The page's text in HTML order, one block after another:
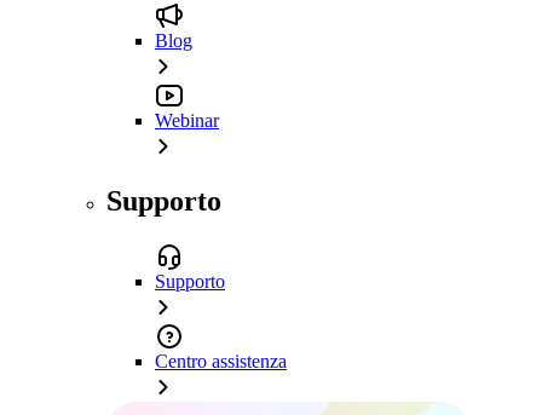
Blog
Webinar
Supporto
Supporto
Centro assistenza